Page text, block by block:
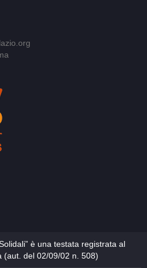
è una testata registrata al
(aut. del 02/09/02 n. 508)